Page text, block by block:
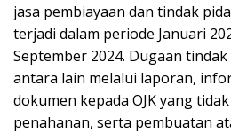
jasa pembiayaan dan tindak
terjadi dalam periode Januari
September 2024. Dugaan
antara lain melalui laporan,
dokumen kepada OJK yang
penahanan, serta pembuatan